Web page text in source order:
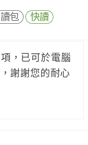
包 快讀
，已可於電腦
謝謝您的耐心